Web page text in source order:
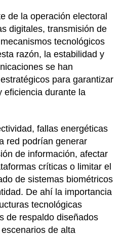
de la operación electoral
digitales, transmisión de
tecnológicos
razón, la estabilidad y
se han
para garantizar
eficiencia durante la
fallas energéticas
red podrían generar
de información, afectar
críticas o limitar el
de sistemas biométricos
De ahí la importancia
tecnológicas
de respaldo diseñados
de alta